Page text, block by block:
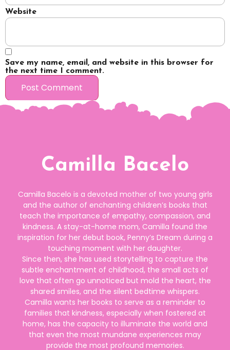
Website
Save my name, email, and website in this browser for
the next time I comment.
Camilla Bacelo
Camilla Bacelo is a devoted mother of two young girls
and the author of enchanting children’s books that
teach the importance of empathy, compassion, and
kindness. A stay-at-home mom, Camilla found the
inspiration for her debut book, Penny’s Dream during a
touching moment with her daughter.
Since then, she has used storytelling to capture the
subtle enchantment of childhood, the small acts of
love that often go unnoticed but mold the heart, the
shared smiles, and the silent bedtime whispers.
Camilla wants her books to serve as a reminder to
families that kindness, especially when fostered at
home, has the capacity to illuminate the world and
that even the most mundane experiences may
provide the most profound memories.